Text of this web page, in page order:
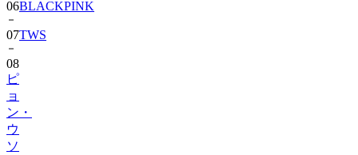
07TWS
08
ピ
ョ
ン・
ウ
ソ
ク